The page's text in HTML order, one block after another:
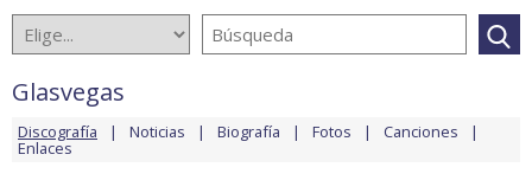
Glasvegas
Discografía Noticias Biografía Fotos Canciones
Enlaces